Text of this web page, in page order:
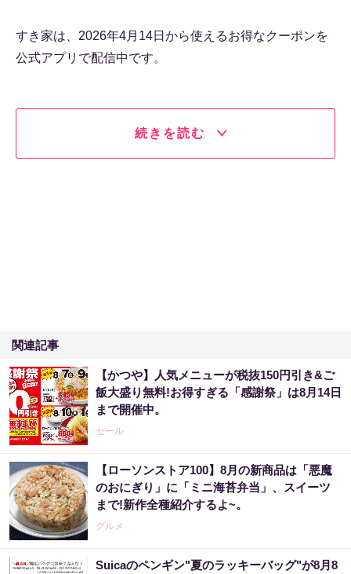
すき家は、2026年4月14日から使えるお得なクーポンを
公式アプリで配信中です。
続きを読む
関連記事
【かつや】人気メニューが税抜150円引き&ご
飯大盛り無料!お得すぎる「感謝祭」は8月14日
まで開催中。
セール
【ローソンストア100】8月の新商品は「悪魔
のおにぎり」に「ミニ海苔弁当」、スイーツ
まで!新作全種紹介するよ~。
グルメ
Suicaのペンギン"夏のラッキーバッグ"が8月8